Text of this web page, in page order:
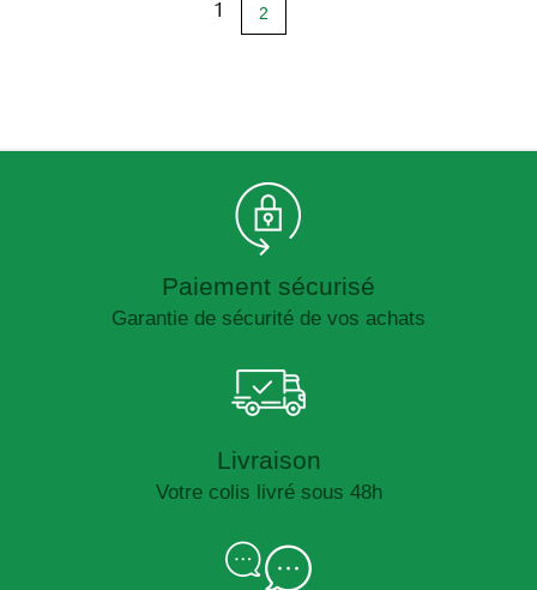
1 2
Paiement sécurisé
Garantie de sécurité de vos achats
Livraison
Votre colis livré sous 48h